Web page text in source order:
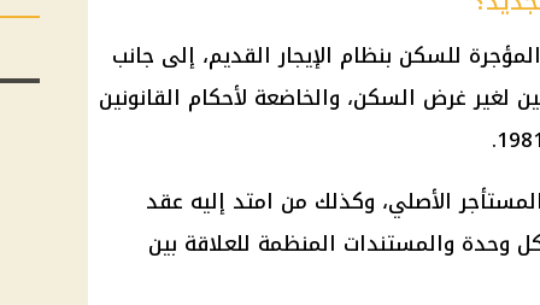
للسكن بنظام الإيجار القديم، إلى جانب
لغير غرض السكن، والخاضعة لأحكام القانونين
الأصلي، وكذلك من امتد إليه عقد
وحدة والمستندات المنظمة للعلاقة بين